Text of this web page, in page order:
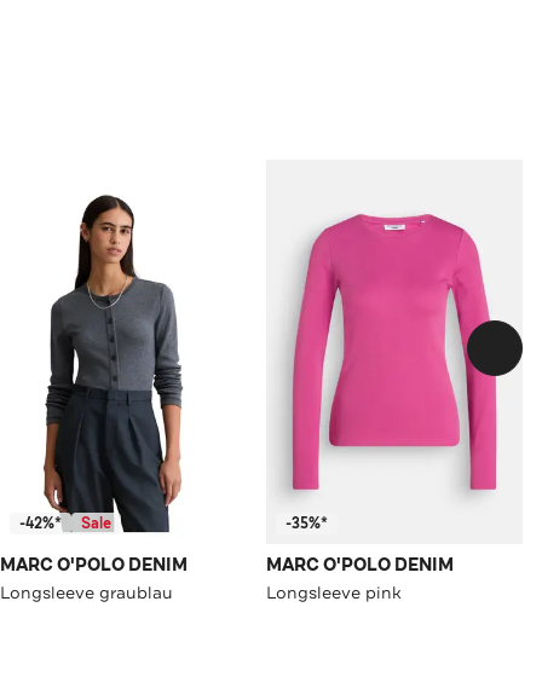
-42%* Sale
MARC O'POLO DENIM
Longsleeve graublau
-35%*
MARC O'POLO DENIM
Longsleeve pink